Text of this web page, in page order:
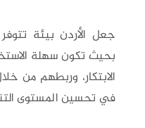
جعل الأردن بيئة تتوفر
بحيث تكون سهلة
الابتكار، وربطهم من
في تحسين المستوى